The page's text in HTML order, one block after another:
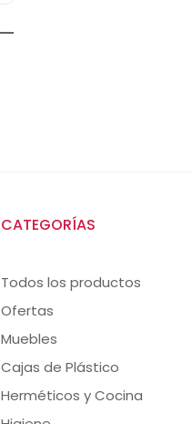
CATEGORÍAS
Todos los productos
Ofertas
Muebles
Cajas de Plástico
Herméticos y Cocina